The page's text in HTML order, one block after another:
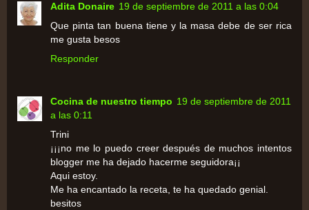
Adita Donaire 19 de septiembre de 2011 a las 0:04
Que pinta tan buena tiene y la masa debe de ser rica
me gusta besos
Responder
Cocina de nuestro tiempo 19 de septiembre de 2011
a las 0:11
Trini
¡¡¡no me lo puedo creer después de muchos intentos
blogger me ha dejado hacerme seguidora¡¡
Aqui estoy.
Me ha encantado la receta, te ha quedado genial.
besitos